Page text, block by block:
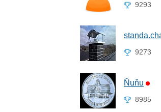
9293
9273
Ňuňu
8985